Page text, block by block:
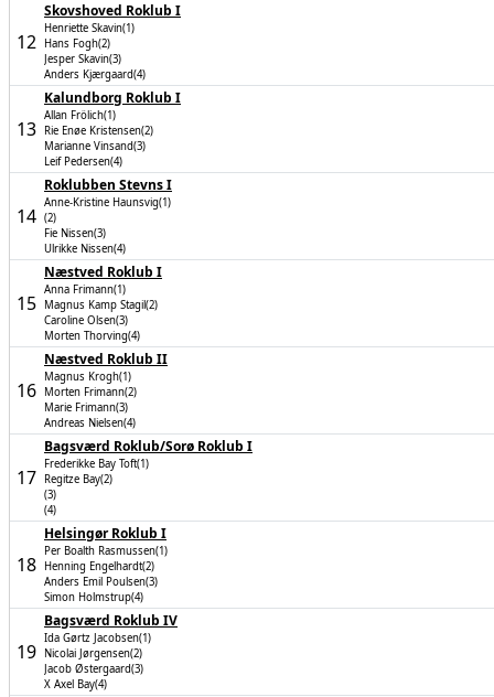
12
Skovshoved Roklub I
Henriette Skavin(1)
Hans Fogh(2)
Jesper Skavin(3)
Anders Kjærgaard(4)
13
Kalundborg Roklub I
Allan Frölich(1)
Rie Enøe Kristensen(2)
Marianne Vinsand(3)
Leif Pedersen(4)
14
Roklubben Stevns I
Anne-Kristine Haunsvig(1)
(2)
Fie Nissen(3)
Ulrikke Nissen(4)
15
Næstved Roklub I
Anna Frimann(1)
Magnus Kamp Stagil(2)
Caroline Olsen(3)
Morten Thorving(4)
16
Næstved Roklub II
Magnus Krogh(1)
Morten Frimann(2)
Marie Frimann(3)
Andreas Nielsen(4)
17
Bagsværd Roklub/Sorø Roklub I
Frederikke Bay Toft(1)
Regitze Bay(2)
(3)
(4)
18
Helsingør Roklub I
Per Boalth Rasmussen(1)
Henning Engelhardt(2)
Anders Emil Poulsen(3)
Simon Holmstrup(4)
19
Bagsværd Roklub IV
Ida Gørtz Jacobsen(1)
Nicolai Jørgensen(2)
Jacob Østergaard(3)
X Axel Bay(4)